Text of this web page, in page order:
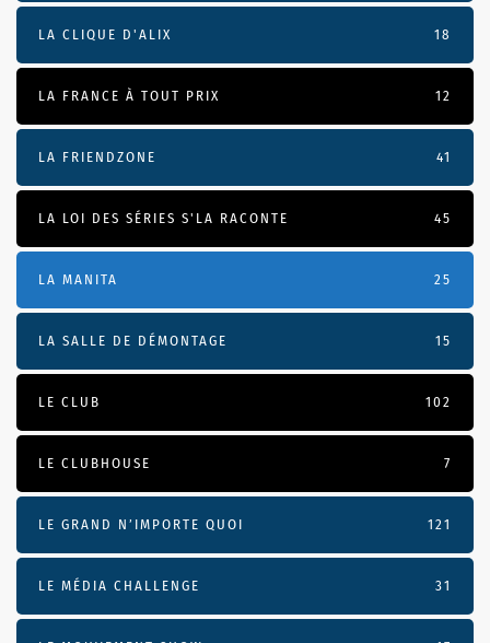
LA CLIQUE D'ALIX 18
LA FRANCE À TOUT PRIX 12
LA FRIENDZONE 41
LA LOI DES SÉRIES S'LA RACONTE 45
LA MANITA 25
LA SALLE DE DÉMONTAGE 15
LE CLUB 102
LE CLUBHOUSE 7
LE GRAND N’IMPORTE QUOI 121
LE MÉDIA CHALLENGE 31